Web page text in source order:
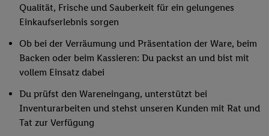
Qualität, Frische und Sauberkeit für ein gelungenes
Einkaufserlebnis sorgen
Ob bei der Verräumung und Präsentation der Ware, beim
Backen oder beim Kassieren: Du packst an und bist mit
vollem Einsatz dabei
Du prüfst den Wareneingang, unterstützt bei
Inventurarbeiten und stehst unseren Kunden mit Rat und
Tat zur Verfügung